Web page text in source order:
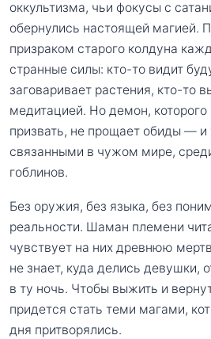
оккультизма, чьи фокусы с
обернулись настоящей магией.
призраком старого колдуна
странные силы: кто-то видит
заговаривает растения, кто-то
медитацией. Но демон,
призвать, не прощает обиды — и
связанными в чужом мире,
гоблинов.
Без оружия, без языка, без
реальности. Шаман племени
чувствует на них древнюю
не знает, куда делись девушки,
в ту ночь. Чтобы выжить и
придется стать теми магами,
дня притворялись.